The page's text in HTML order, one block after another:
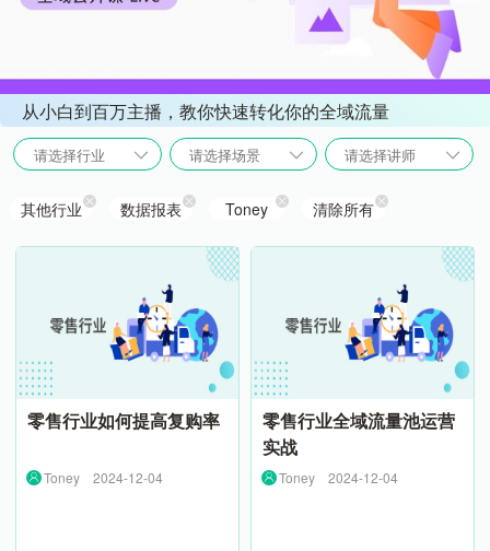
从小白到百万主播，教你快速转化你的全域流量
请选择行业 请选择场景 请选择讲师
其他行业 数据报表 Toney 清除所有
零售行业如何提高复购率
Toney 2024-12-04
零售行业全域流量池运营
实战
Toney 2024-12-04